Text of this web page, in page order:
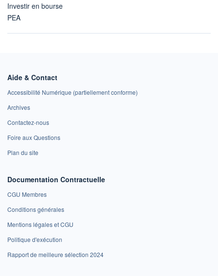
Investir en bourse
PEA
Aide & Contact
Accessibilité Numérique (partiellement conforme)
Archives
Contactez-nous
Foire aux Questions
Plan du site
Documentation Contractuelle
CGU Membres
Conditions générales
Mentions légales et CGU
Politique d'exécution
Rapport de meilleure sélection 2024